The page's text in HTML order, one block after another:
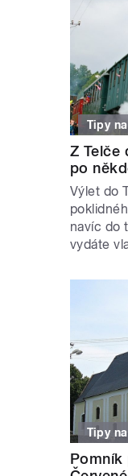
Tipy
Z Telče
po
Výlet do
navíc do
vydáte
Tipy
Pomník